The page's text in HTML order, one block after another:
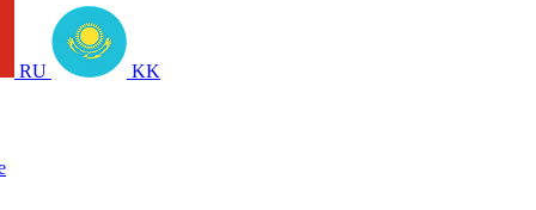
RU KK